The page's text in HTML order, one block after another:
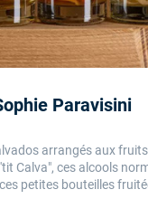
Paravisini
arrangés aux
Calva", ces alcools
petites bouteilles